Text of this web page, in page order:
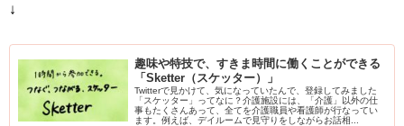
↓
趣味や特技で、すきま時間に働くことができる
「Sketter（スケッター）」
Twitterで見かけて、気になっていたんで、登録してみました
「スケッター」ってなに？介護施設には、「介護」以外の仕
事もたくさんあって、全てを介護職員や看護師が行なってい
ます。例えば、デイルームで見守りをしながらお話相...